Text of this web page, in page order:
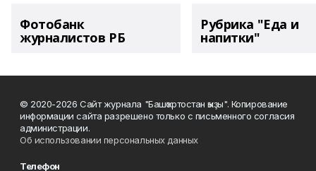
Фотобанк
журналистов РБ
Рубрика "Еда и
напитки"
© 2020-2026 Сайт журнала "Башҡортостан ҡыҙы". Копирование
информации сайта разрешено только с письменного согласия
администрации.
Об использовании персональных данных
Телефон